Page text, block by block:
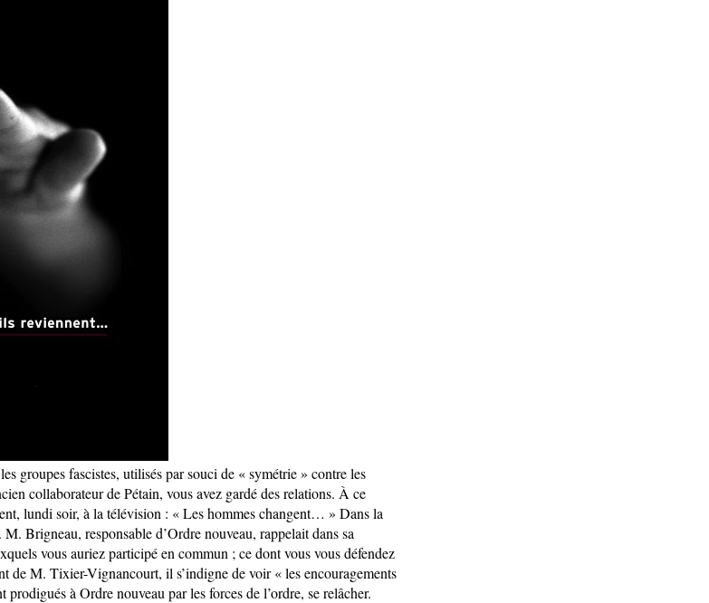
groupes fascistes, utilisés par souci de « symétrie » contre les
collaborateur de Pétain, vous avez gardé des relations. À ce
lundi soir, à la télévision : « Les hommes changent… » Dans la
Brigneau, responsable d’Ordre nouveau, rappelait dans sa
vous auriez participé en commun ; ce dont vous vous défendez
de M. Tixier-Vignancourt, il s’indigne de voir « les encouragements
à Ordre nouveau par les forces de l’ordre, se relâcher.